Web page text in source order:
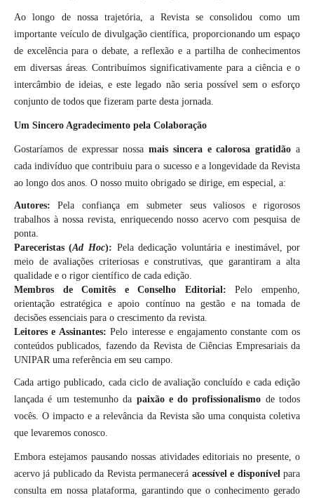
Ao longo de nossa trajetória, a Revista se consolidou como um
importante veículo de divulgação científica, proporcionando um espaço
de excelência para o debate, a reflexão e a partilha de conhecimentos
em diversas áreas. Contribuímos significativamente para a ciência e o
intercâmbio de ideias, e este legado não seria possível sem o esforço
conjunto de todos que fizeram parte desta jornada.
Um Sincero Agradecimento pela Colaboração
Gostaríamos de expressar nossamais sincera e calorosa gratidão a
cada indivíduo que contribuiu para o sucesso e a longevidade da Revista
ao longo dos anos. O nosso muito obrigado se dirige, em especial, a:
Autores: Pela confiança em submeter seus valiosos e rigorosos
trabalhos à nossa revista, enriquecendo nosso acervo com pesquisa de
ponta.
Pareceristas (Ad Hoc): Pela dedicação voluntária e inestimável, por
meio de avaliações criteriosas e construtivas, que garantiram a alta
qualidade e o rigor científico de cada edição.
Membros de Comitês e Conselho Editorial: Pelo empenho,
orientação estratégica e apoio contínuo na gestão e na tomada de
decisões essenciais para o crescimento da revista.
Leitores e Assinantes: Pelo interesse e engajamento constante com os
conteúdos publicados, fazendo da Revista de Ciências Empresariais da
UNIPAR uma referência em seu campo.
Cada artigo publicado, cada ciclo de avaliação concluído e cada edição
lançada é um testemunho da paixão e do profissionalismo de todos
vocês. O impacto e a relevância da Revista são uma conquista coletiva
que levaremos conosco.
Embora estejamos pausando nossas atividades editoriais no presente, o
acervo já publicado da Revista permanecerá acessível e disponívelpara
consulta em nossa plataforma, garantindo que o conhecimento gerado